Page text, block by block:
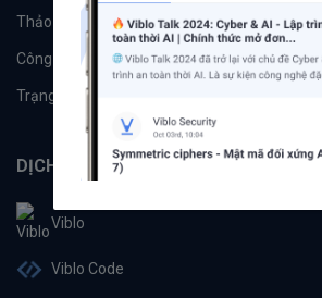
Thảo luận Đề xuất hệ
Công cụ Machine
Trạng thái hệ thống
DỊCH VỤ
Viblo
Viblo Code